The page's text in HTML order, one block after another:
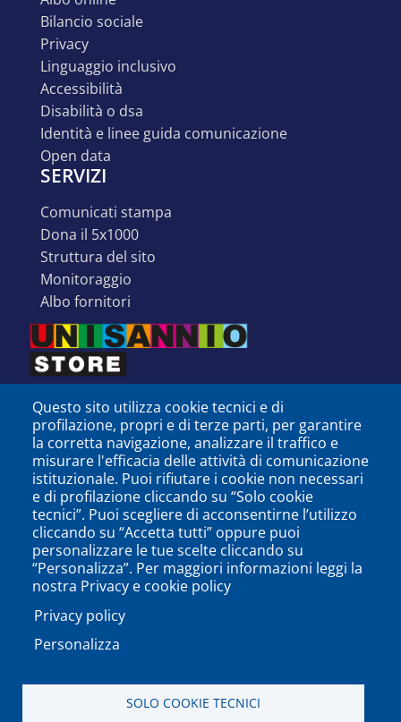
bilancio sociale
privacy
linguaggio inclusivo
accessibilità
disabilità o dsa
identità e linee guida comunicazione
open data
SERVIZI
comunicati stampa
dona il 5x1000
struttura del sito
monitoraggio
albo fornitori
SEGUICI SU
PODCAST
Questo sito utilizza cookie tecnici e di
profilazione, propri e di terze parti, per garantire
la corretta navigazione, analizzare il traffico e
misurare l'efficacia delle attività di comunicazione
istituzionale. Puoi rifiutare i cookie non necessari
e di profilazione cliccando su “Solo cookie
tecnici”. Puoi scegliere di acconsentirne l’utilizzo
cliccando su “Accetta tutti” oppure puoi
personalizzare le tue scelte cliccando su
“Personalizza”. Per maggiori informazioni leggi la
nostra Privacy e cookie policy
Privacy policy
Personalizza
SOLO COOKIE TECNICI